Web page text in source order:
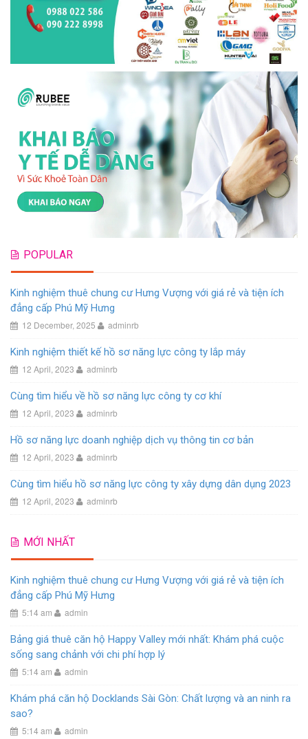
POPULAR
Kinh nghiệm thuê chung cư Hưng Vượng với giá rẻ và tiện ích
đẳng cấp Phú Mỹ Hưng
12 December, 2025 adminrb
Kinh nghiệm thiết kế hồ sơ năng lực công ty lắp máy
12 April, 2023 adminrb
Cùng tìm hiểu về hồ sơ năng lực công ty cơ khí
12 April, 2023 adminrb
Hồ sơ năng lực doanh nghiệp dịch vụ thông tin cơ bản
12 April, 2023 adminrb
Cùng tìm hiểu hồ sơ năng lực công ty xây dựng dân dụng 2023
12 April, 2023 adminrb
MỚI NHẤT
Kinh nghiệm thuê chung cư Hưng Vượng với giá rẻ và tiện ích
đẳng cấp Phú Mỹ Hưng
5:14 am admin
Bảng giá thuê căn hộ Happy Valley mới nhất: Khám phá cuộc
sống sang chảnh với chi phí hợp lý
5:14 am admin
Khám phá căn hộ Docklands Sài Gòn: Chất lượng và an ninh ra
sao?
5:14 am admin